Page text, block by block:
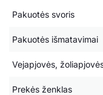
Pakuotės svoris
Pakuotės išmatavimai
Vejapjovės,
Prekės ženklas